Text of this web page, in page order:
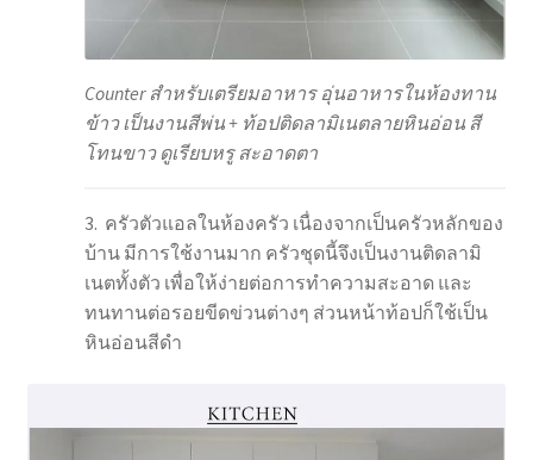
Counter สำหรับเตรียมอาหาร อุ่นอาหารในห้องทาน
ข้าว เป็นงานสีพ่น + ท้อปติดลามิเนตลายหินอ่อน สี
โทนขาว ดูเรียบหรู สะอาดตา
3. ครัวตัวแอลในห้องครัว เนื่องจากเป็นครัวหลักของ
บ้าน มีการใช้งานมาก ครัวชุดนี้จึงเป็นงานติดลามิ
เนตทั้งตัว เพื่อให้ง่ายต่อการทำความสะอาด และ
ทนทานต่อรอยขีดข่วนต่างๆ ส่วนหน้าท้อปก็ใช้เป็น
หินอ่อนสีดำ